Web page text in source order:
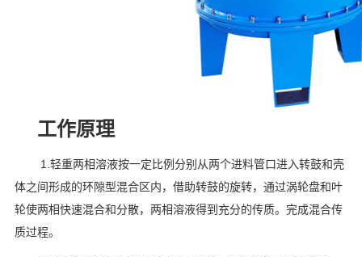
工作原理
1.轻重两相溶液按一定比例分别从两个进料管口进入转鼓和壳
体之间形成的环隙型混合区内，借助转鼓的旋转，通过涡轮盘和叶
轮使两相快速混合和分散，两相溶液得到充分的传质。完成混合传
质过程。